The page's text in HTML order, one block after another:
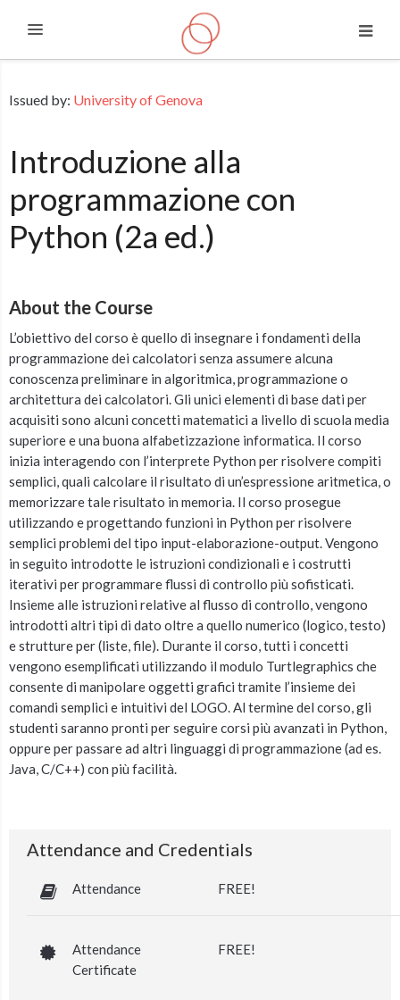
Expand
Issued by: University of Genova
Introduzione alla
programmazione con
Python (2a ed.)
About the Course
L’obiettivo del corso è quello di insegnare i fondamenti della
programmazione dei calcolatori senza assumere alcuna
conoscenza preliminare in algoritmica, programmazione o
architettura dei calcolatori. Gli unici elementi di base dati per
acquisiti sono alcuni concetti matematici a livello di scuola media
superiore e una buona alfabetizzazione informatica. Il corso
inizia interagendo con l’interprete Python per risolvere compiti
semplici, quali calcolare il risultato di un’espressione aritmetica, o
memorizzare tale risultato in memoria. Il corso prosegue
utilizzando e progettando funzioni in Python per risolvere
semplici problemi del tipo input-elaborazione-output. Vengono
in seguito introdotte le istruzioni condizionali e i costrutti
iterativi per programmare flussi di controllo più sofisticati.
Insieme alle istruzioni relative al flusso di controllo, vengono
introdotti altri tipi di dato oltre a quello numerico (logico, testo)
e strutture per (liste, file). Durante il corso, tutti i concetti
vengono esemplificati utilizzando il modulo Turtlegraphics che
consente di manipolare oggetti grafici tramite l’insieme dei
comandi semplici e intuitivi del LOGO. Al termine del corso, gli
studenti saranno pronti per seguire corsi più avanzati in Python,
oppure per passare ad altri linguaggi di programmazione (ad es.
Java, C/C++) con più facilità.
Attendance and Credentials
Attendance FREE!
Attendance
Certificate
FREE!